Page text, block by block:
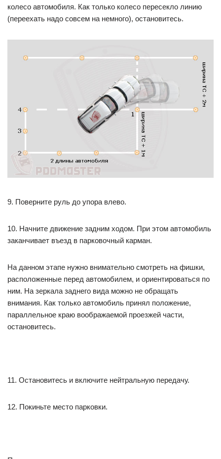
колесо автомобиля. Как только колесо пересекло линию
(переехать надо совсем на немного), остановитесь.
9. Поверните руль до упора влево.
10. Начните движение задним ходом. При этом автомобиль
заканчивает въезд в парковочный карман.
На данном этапе нужно внимательно смотреть на фишки,
расположенные перед автомобилем, и ориентироваться по
ним. На зеркала заднего вида можно не обращать
внимания. Как только автомобиль принял положение,
параллельное краю воображаемой проезжей части,
остановитесь.
11. Остановитесь и включите нейтральную передачу.
12. Покиньте место парковки.